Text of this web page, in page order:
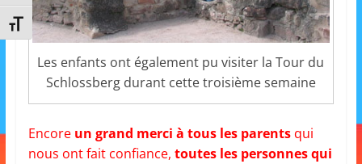
Changer la taille de la police
a
n
s
a
v
e
c
Les enfants ont également pu visiter la Tour du
Schlossberg durant cette troisième semaine
Encore un grand merci à tous les parentsqui
nous ont fait confiance, toutes les personnes qui